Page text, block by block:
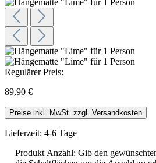
Regulärer Preis:
89,90 €
Preise inkl. MwSt. zzgl. Versandkosten
Lieferzeit: 4-6 Tage
Produkt Anzahl: Gib den